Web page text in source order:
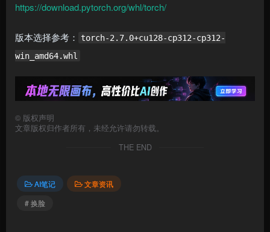
https://download.pytorch.org/whl/torch/
版本选择参考：
torch-2.7.0+cu128-cp312-cp312-
win_amd64.whl
© 版权声明
文章版权归作者所有，未经允许请勿转载。
THE END
AI笔记
文章资讯
# 换脸